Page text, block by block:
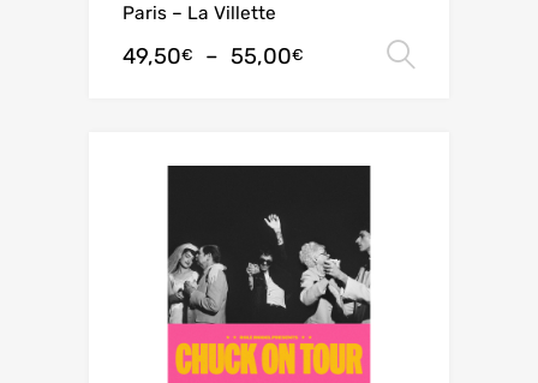
Paris – La Villette
49,50€ – 55,00€